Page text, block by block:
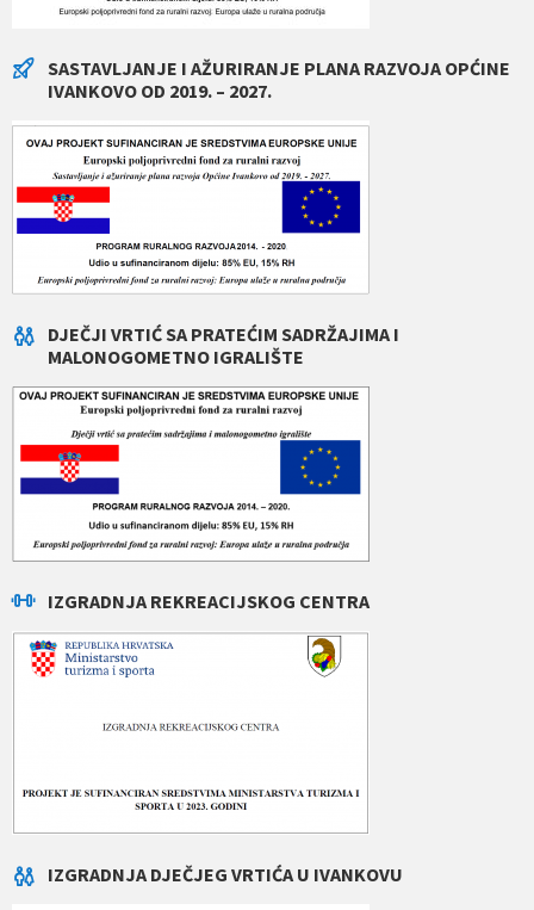
SASTAVLJANJE I AŽURIRANJE PLANA RAZVOJA OPĆINE
IVANKOVO OD 2019. – 2027.
DJEČJI VRTIĆ SA PRATEĆIM SADRŽAJIMA I
MALONOGOMETNO IGRALIŠTE
IZGRADNJA REKREACIJSKOG CENTRA
IZGRADNJA DJEČJEG VRTIĆA U IVANKOVU